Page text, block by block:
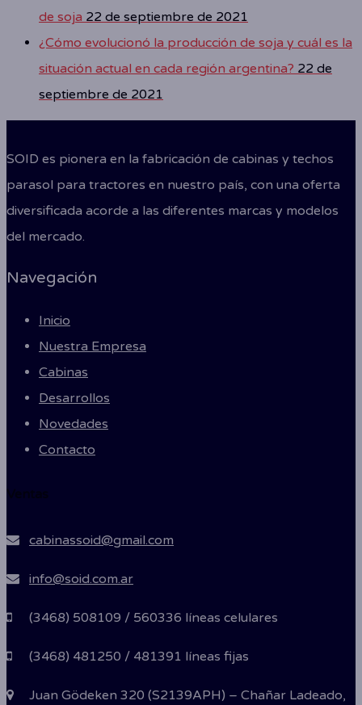
de soja 22 de septiembre de 2021
¿Cómo evolucionó la producción de soja y cuál es la
situación actual en cada región argentina? 22 de
septiembre de 2021
SOID es pionera en la fabricación de cabinas y techos
parasol para tractores en nuestro país, con una oferta
diversificada acorde a las diferentes marcas y modelos
del mercado.
Navegación
Inicio
Nuestra Empresa
Cabinas
Desarrollos
Novedades
Contacto
cabinassoid@gmail.com
info@soid.com.ar
(3468) 508109 / 560336 líneas celulares
(3468) 481250 / 481391 líneas fijas
Juan Gödeken 320 (S2139APH) – Chañar Ladeado,